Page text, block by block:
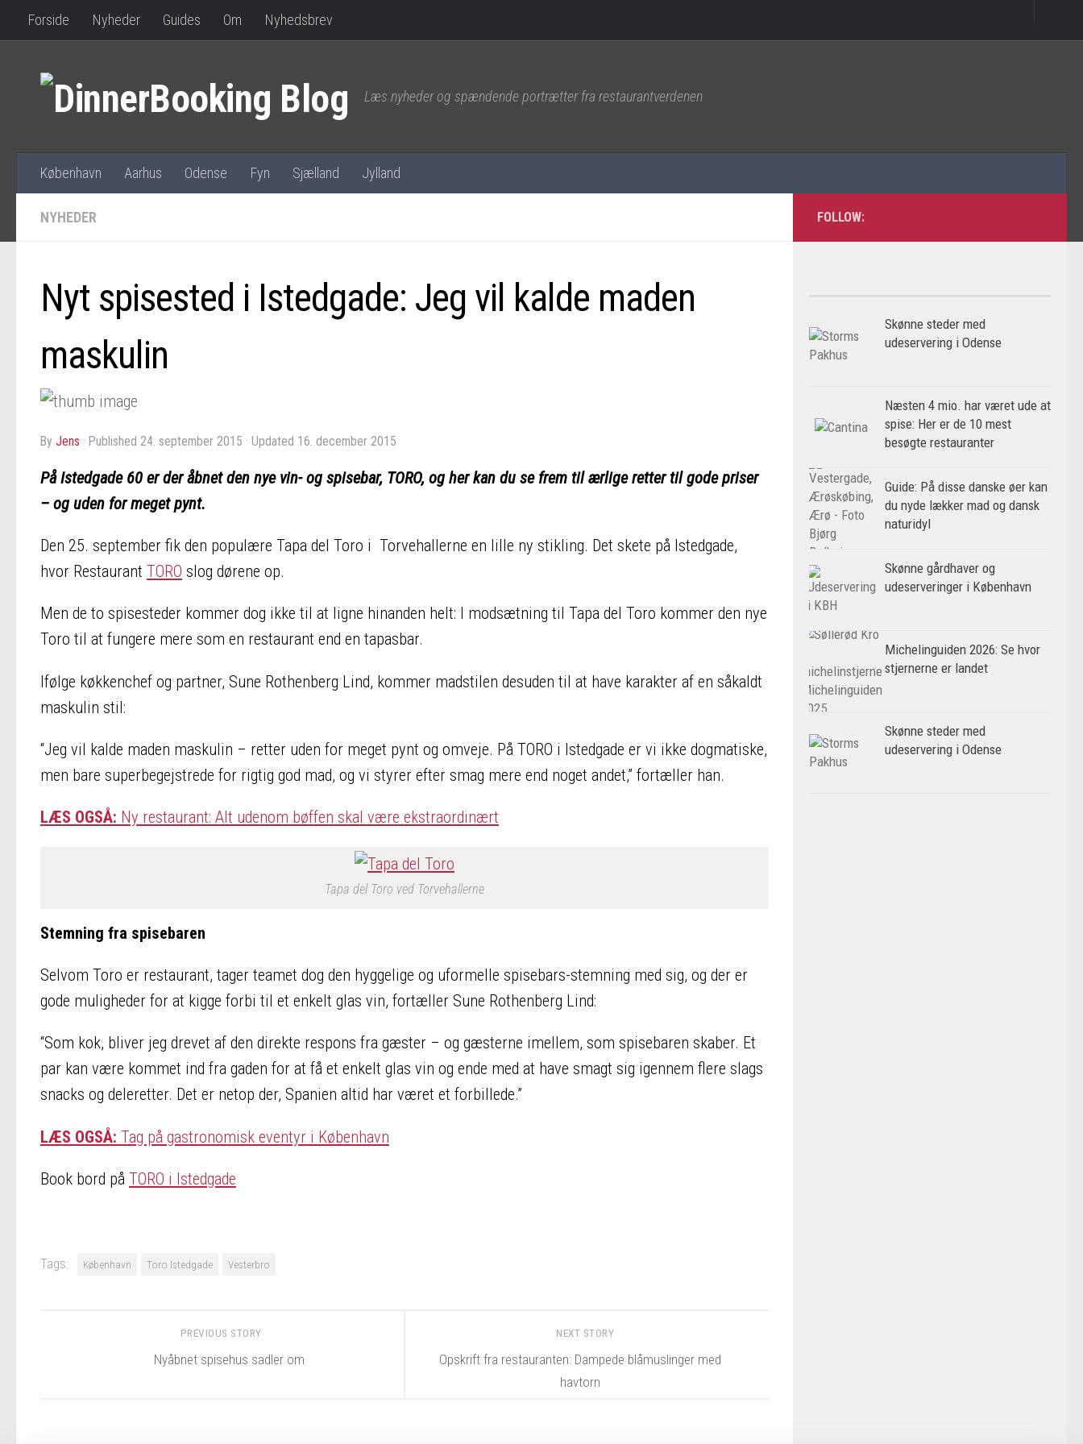
Forside Nyheder Guides Om Nyhedsbrev
Læs nyheder og spændende portrætter fra restaurantverdenen
København Aarhus Odense Fyn Sjælland Jylland
NYHEDER
Nyt spisested i Istedgade: Jeg vil kalde maden
maskulin
by Jens · Published 24. september 2015 · Updated 16. december 2015
På Istedgade 60 er der åbnet den nye vin- og spisebar, TORO, og her kan du se frem til ærlige retter til gode priser
– og uden for meget pynt.
Den 25. september fik den populære Tapa del Toro i Torvehallerne en lille ny stikling. Det skete på Istedgade,
hvor Restaurant TORO slog dørene op.
Men de to spisesteder kommer dog ikke til at ligne hinanden helt: I modsætning til Tapa del Toro kommer den nye
Toro til at fungere mere som en restaurant end en tapasbar.
Ifølge køkkenchef og partner, Sune Rothenberg Lind, kommer madstilen desuden til at have karakter af en såkaldt
maskulin stil:
“Jeg vil kalde maden maskulin – retter uden for meget pynt og omveje. På TORO i Istedgade er vi ikke dogmatiske,
men bare superbegejstrede for rigtig god mad, og vi styrer efter smag mere end noget andet,” fortæller han.
LÆS OGSÅ: Ny restaurant: Alt udenom bøffen skal være ekstraordinært
Tapa del Toro ved Torvehallerne
Stemning fra spisebaren
Selvom Toro er restaurant, tager teamet dog den hyggelige og uformelle spisebars-stemning med sig, og der er
gode muligheder for at kigge forbi til et enkelt glas vin, fortæller Sune Rothenberg Lind:
“Som kok, bliver jeg drevet af den direkte respons fra gæster – og gæsterne imellem, som spisebaren skaber. Et
par kan være kommet ind fra gaden for at få et enkelt glas vin og ende med at have smagt sig igennem flere slags
snacks og deleretter. Det er netop der, Spanien altid har været et forbillede.”
LÆS OGSÅ: Tag på gastronomisk eventyr i København
Book bord på TORO i Istedgade
Tags: København Toro Istedgade Vesterbro
NEXT STORY
Opskrift fra restauranten: Dampede blåmuslinger med
havtorn
PREVIOUS STORY
Nyåbnet spisehus sadler om
FOLLOW:
Skønne steder med
udeservering i Odense
Næsten 4 mio. har været ude at
spise: Her er de 10 mest
besøgte restauranter
Guide: På disse danske øer kan
du nyde lækker mad og dansk
naturidyl
Skønne gårdhaver og
udeserveringer i København
Michelinguiden 2026: Se hvor
stjernerne er landet
Skønne steder med
udeservering i Odense